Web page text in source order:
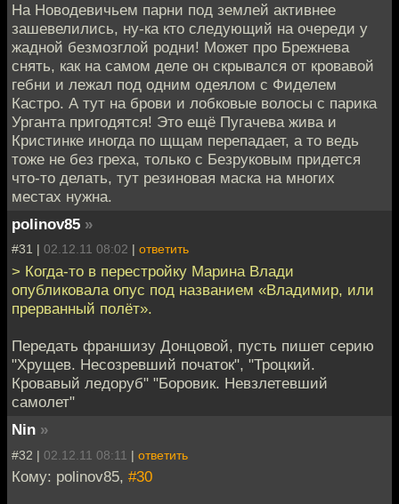
На Новодевичьем парни под землей активнее
зашевелились, ну-ка кто следующий на очереди у
жадной безмозглой родни! Может про Брежнева
снять, как на самом деле он скрывался от кровавой
гебни и лежал под одним одеялом с Фиделем
Кастро. А тут на брови и лобковые волосы с парика
Урганта пригодятся! Это ещё Пугачева жива и
Кристинке иногда по щщам перепадает, а то ведь
тоже не без греха, только с Безруковым придется
что-то делать, тут резиновая маска на многих
местах нужна.
polinov85 »
#31 | 02.12.11 08:02 | ответить
> Когда-то в перестройку Марина Влади
опубликовала опус под названием «Владимир, или
прерванный полёт».
Передать франшизу Донцовой, пусть пишет серию
"Хрущев. Несозревший початок", "Троцкий.
Кровавый ледоруб" "Боровик. Невзлетевший
самолет"
Nin »
#32 | 02.12.11 08:11 | ответить
Кому: polinov85, #30